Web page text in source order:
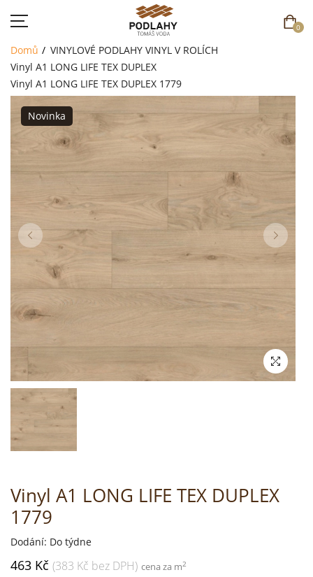
0
DOMŮ
SORTIMENT
REFERENCE
SOUTĚŽ
KONTAKT
Domů VINYLOVÉ PODLAHY VINYL V ROLÍCH
Vinyl A1 LONG LIFE TEX DUPLEX
Vinyl A1 LONG LIFE TEX DUPLEX 1779
Novinka
Vinyl A1 LONG LIFE TEX DUPLEX
1779
Dodání: Do týdne
463 Kč (383 Kč bez DPH) cena za m2